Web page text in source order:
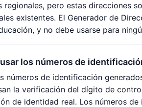
regionales, pero estas direcciones
existentes. El Generador de
y no debe usarse para
los números de
números de identificación
la verificación del dígito de
de identidad real. Los números